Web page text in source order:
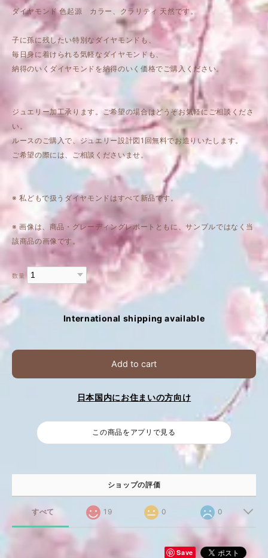
ダイヤモンド 色起源 カラー、クラリティ 天然です。
子に孫に残したい特別なダイヤモンドも、
毎日身に着けられる気軽なダイヤモンドも、
納得のいくダイヤモンドを納得のいく価格でご購入ください。
ジュエリー加工承ります。ご希望の場合はどうぞお気軽にご相談くださ
い。
ルースのご購入で、ジュエリー設計図1回無料でお造りいたします。
ご希望の際には、ご相談くださいませ。
※ 私どもで扱うダイヤモンドはすべて新品です。
※ 画像は、商品・グレーディングレポートともに、サンプルではなく当
該商品の画像です。
数量
International shipping available
Add to cart
日本国内にお住まいの方向け
この商品をアプリで見る
ショップの評価
すべて 19 0 0
Save